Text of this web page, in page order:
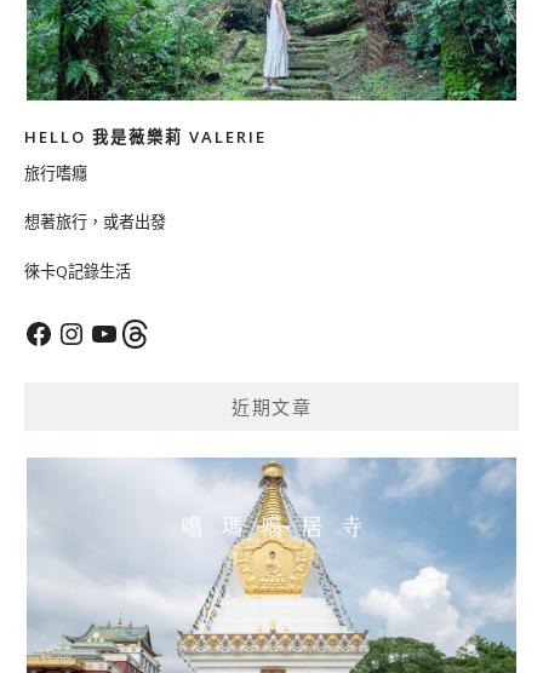
HELLO 我是薇樂莉 VALERIE
旅行嗜癮
想著旅行，或者出發
徠卡Q記錄生活
FacebookInstagram
YouTubeThreads
近期文章